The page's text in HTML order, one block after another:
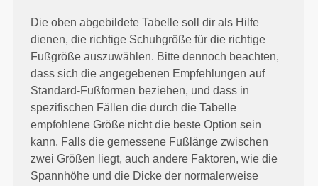
Die oben abgebildete Tabelle soll dir als Hilfe
dienen, die richtige Schuhgröße für die richtige
Fußgröße auszuwählen. Bitte dennoch beachten,
dass sich die angegebenen Empfehlungen auf
Standard-Fußformen beziehen, und dass in
spezifischen Fällen die durch die Tabelle
empfohlene Größe nicht die beste Option sein
kann. Falls die gemessene Fußlänge zwischen
zwei Größen liegt, auch andere Faktoren, wie die
Spannhöhe und die Dicke der normalerweise